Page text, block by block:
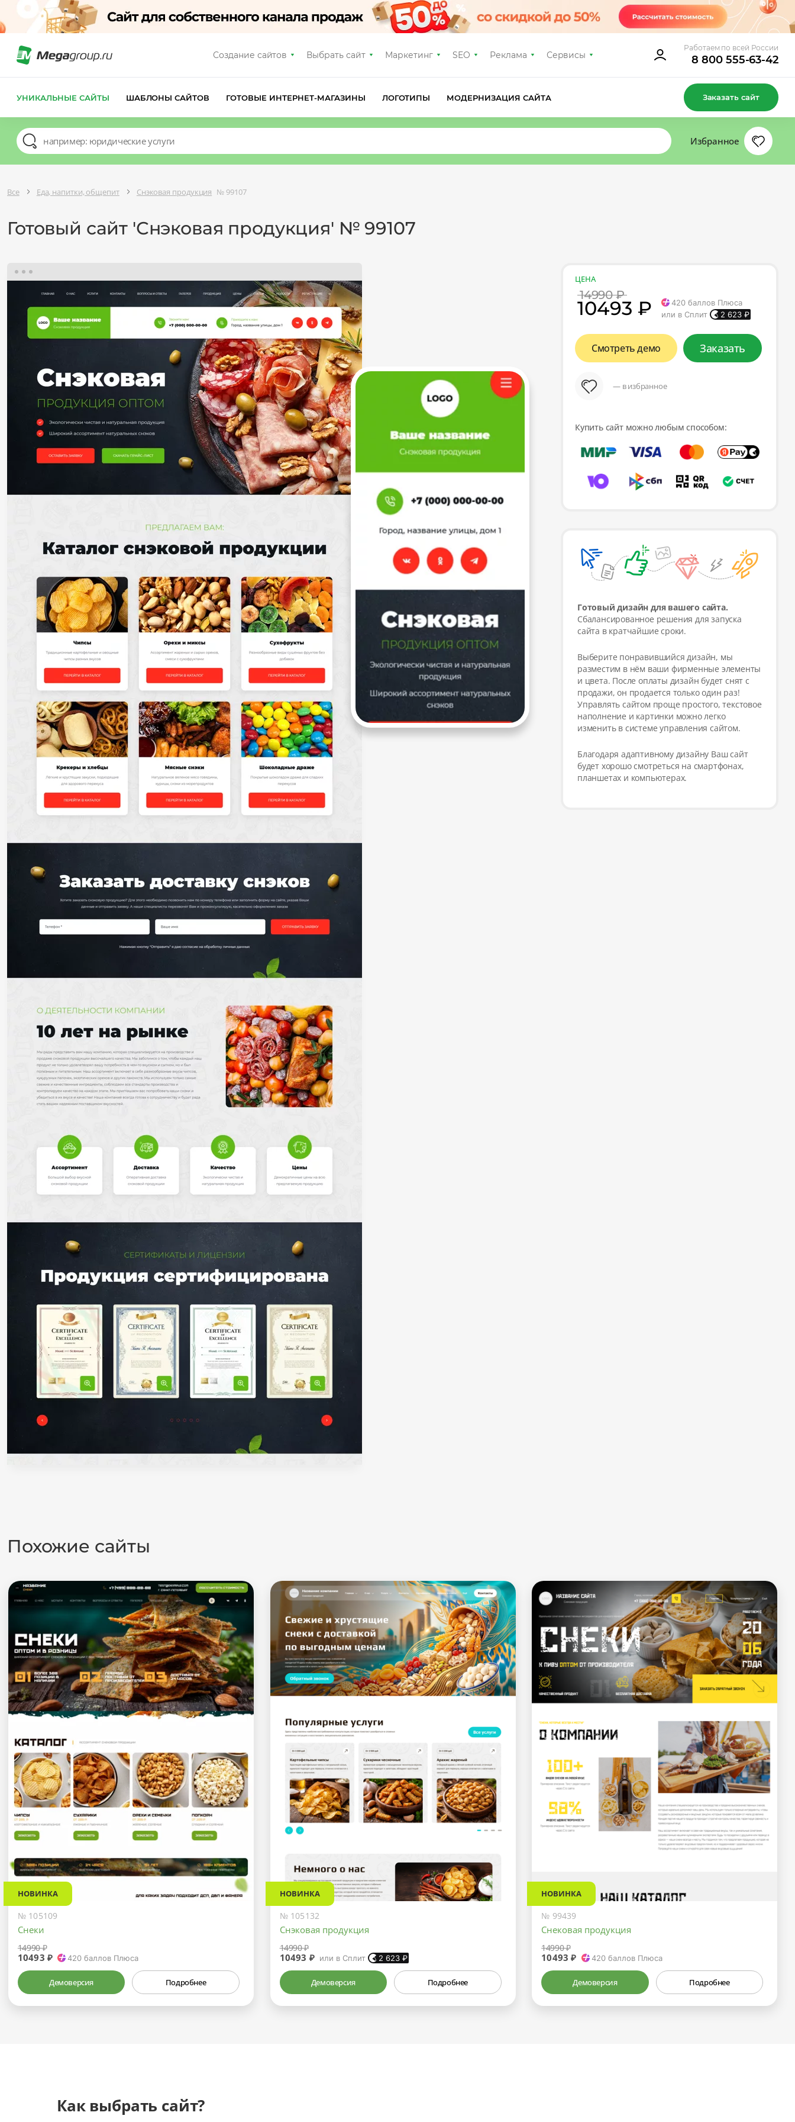
Создание сайтов Выбрать сайт Маркетинг SEO Реклама Сервисы
Работаем по всей России
8 800 555-63-42
УНИКАЛЬНЫЕ САЙТЫ ШАБЛОНЫ САЙТОВ ГОТОВЫЕ ИНТЕРНЕТ-МАГАЗИНЫ ЛОГОТИПЫ МОДЕРНИЗАЦИЯ САЙТА Заказать сайт
Избранное
Все Еда, напитки, общепит Снэковая продукция № 99107
Готовый сайт 'Снэковая продукция' № 99107
ЦЕНА
14990 ₽
10493 ₽ 420 баллов Плюса
или в Сплит
2 623 ₽
Смотреть демо Заказать
— в избранное
Купить сайт можно любым способом:
Готовый дизайн для вашего сайта.
Сбалансированное решения для запуска
сайта в кратчайшие сроки.
Выберите понравившийся дизайн, мы
разместим в нём ваши фирменные элементы
и цвета. После оплаты дизайн будет снят с
продажи, он продается только один раз!
Управлять сайтом проще простого, текстовое
наполнение и картинки можно легко
изменить в системе управления сайтом.
Благодаря адаптивному дизайну Ваш сайт
будет хорошо смотреться на смартфонах,
планшетах и компьютерах.
Похожие сайты
НОВИНКА
№ 105109
Снеки
14990 ₽
10493 ₽ 420 баллов Плюса
Демоверсия Подробнее
НОВИНКА
№ 105132
Снэковая продукция
14990 ₽
10493 ₽ или в Сплит 2 623₽
Демоверсия Подробнее
НОВИНКА
№ 99439
Снековая продукция
14990 ₽
10493 ₽ 420баллов Плюса
Демоверсия Подробнее
Как выбрать сайт?